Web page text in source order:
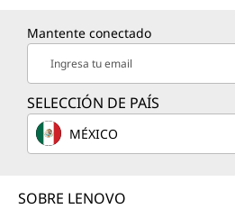
Mantente conectado
Ingresa tu email
SELECCIÓN DE PAÍS
MÉXICO
SOBRE LENOVO